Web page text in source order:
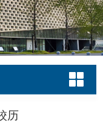
历